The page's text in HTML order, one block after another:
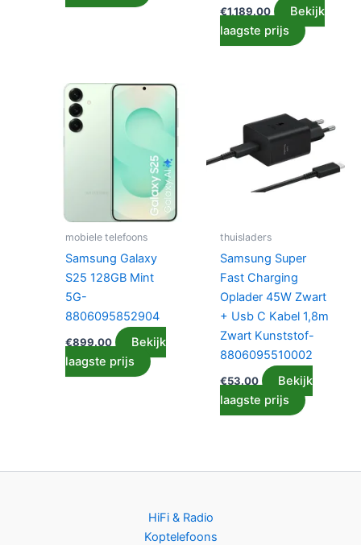
€1,189.00
Bekijk
laagste prijs
mobiele telefoons
Samsung Galaxy
S25 128GB Mint
5G-
8806095852904
€899.00
Bekijk
laagste prijs
thuisladers
Samsung Super
Fast Charging
Oplader 45W Zwart
+ Usb C Kabel 1,8m
Zwart Kunststof-
8806095510002
€53.00
Bekijk
laagste prijs
HiFi & Radio
Koptelefoons